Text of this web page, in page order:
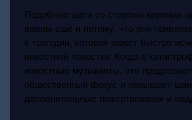
Подобные шаги со стороны крупных
важны ещё и потому, что они
к трагедии, которая может быстро
новостной повестки. Когда о
известные музыканты, это продлевает
общественный фокус и повышает
дополнительные пожертвования и